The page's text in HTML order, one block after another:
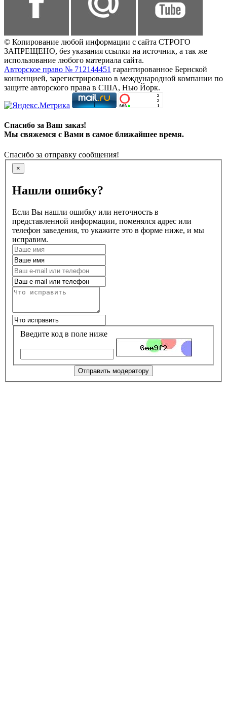
© Копирование любой информации с сайта СТРОГО
ЗАПРЕЩЕНО, без указания ссылки на источник, а так же
использование любого материала сайта.
Авторское право № 712144451 гарантированное Бернской
конвенцией, зарегистрировано в международной компании по
защите авторского права в США, Нью Йорк.
Спасибо за Ваш заказ!
Мы свяжемся с Вами в самое ближайшее время.
Спасибо за отправку сообщения!
×
Нашли ошибку?
Если Вы нашли ошибку или неточность в
представленной информации, поменялся адрес или
телефон заведения, то укажите это в форме ниже, и мы
исправим.
Введите код в поле ниже
Отправить модератору